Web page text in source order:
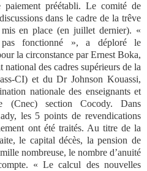
paiement préétabli. Le comité de
dans le cadre de la trêve
mis en place (en juillet dernier). «
fonctionné », a déploré le
la circonstance par Ernest Boka,
des cadres supérieurs de la
CI) et du Dr Johnson Kouassi,
nationale des enseignants et
(Cnec) section Cocody. Dans
les 5 points de revendications
ont été traités. Au titre de la
le capital décès, la pension de
nombreuse, le nombre d’anuité
« Le calcul des nouvelles